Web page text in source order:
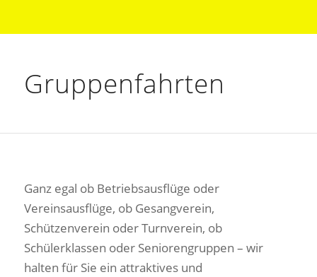
Gruppenfahrten
Ganz egal ob Betriebsausflüge oder
Vereinsausflüge, ob Gesangverein,
Schützenverein oder Turnverein, ob
Schülerklassen oder Seniorengruppen – wir
halten für Sie ein attraktives und